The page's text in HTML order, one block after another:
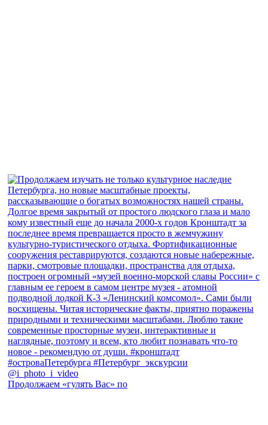
Продолжаем «гулять Вас» по